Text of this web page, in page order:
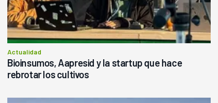
Actualidad
Bioinsumos, Aapresid y la startup que hace
rebrotar los cultivos